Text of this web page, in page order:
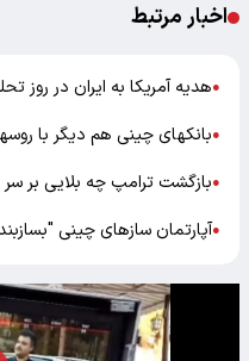
اخبار مرتبط
●هدیه آمریکا به ایران در روز
●بانکهای چینی هم دیگر با
●بازگشت ترامپ چه بلایی بر سر
●آپارتمان سازهای چینی